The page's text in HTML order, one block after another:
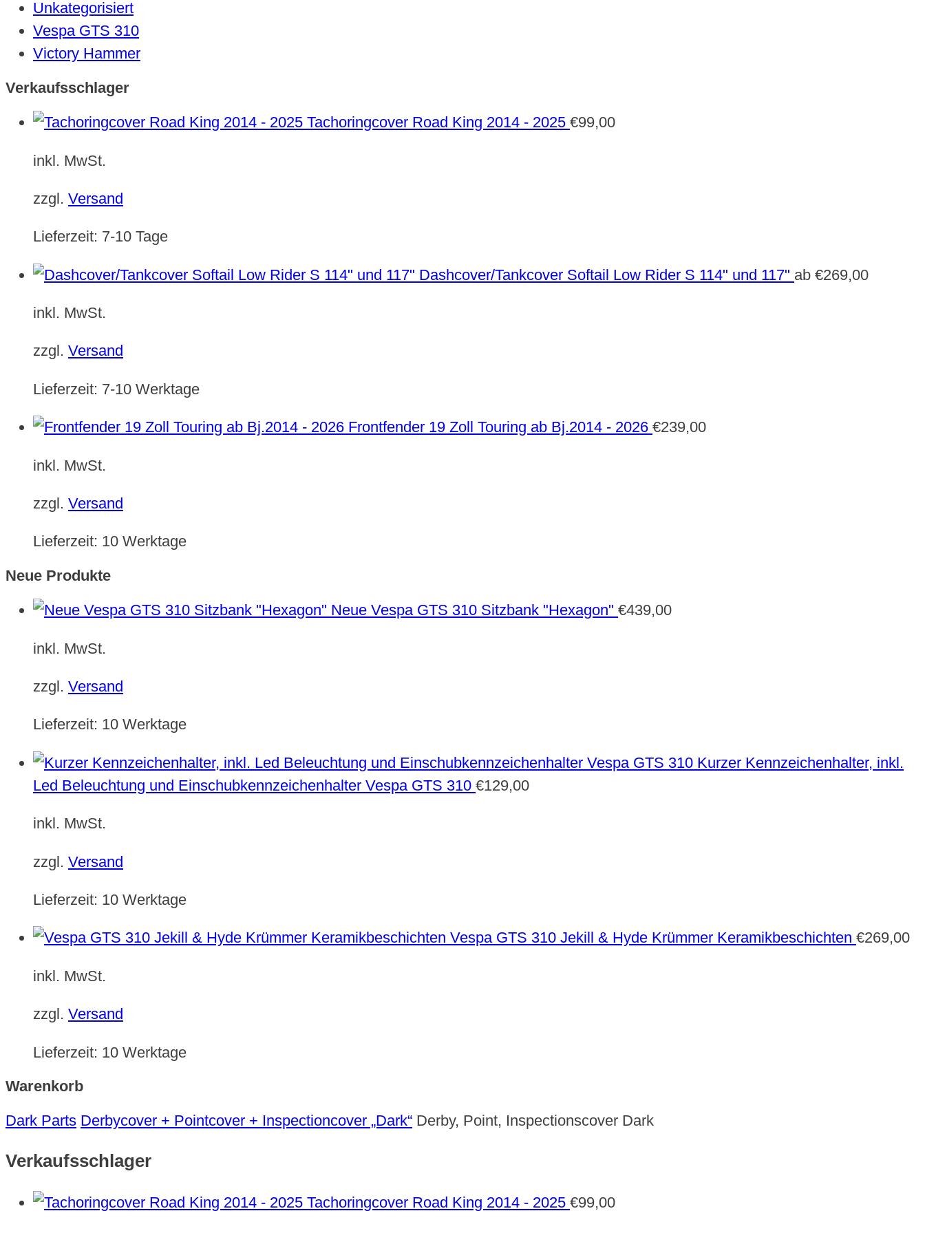
Unkategorisiert
Vespa GTS 310
Victory Hammer
Verkaufsschlager
Tachoringcover Road King 2014 - 2025 €99,00
inkl. MwSt.
zzgl. Versand
Lieferzeit: 7-10 Tage
Dashcover/Tankcover Softail Low Rider S 114" und 117" ab €269,00
inkl. MwSt.
zzgl. Versand
Lieferzeit: 7-10 Werktage
Frontfender 19 Zoll Touring ab Bj.2014 - 2026 €239,00
inkl. MwSt.
zzgl. Versand
Lieferzeit: 10 Werktage
Neue Produkte
Neue Vespa GTS 310 Sitzbank "Hexagon" €439,00
inkl. MwSt.
zzgl. Versand
Lieferzeit: 10 Werktage
Kurzer Kennzeichenhalter, inkl.
Led Beleuchtung und Einschubkennzeichenhalter Vespa GTS 310 €129,00
inkl. MwSt.
zzgl. Versand
Lieferzeit: 10 Werktage
Vespa GTS 310 Jekill & Hyde Krümmer Keramikbeschichten €269,00
inkl. MwSt.
zzgl. Versand
Lieferzeit: 10 Werktage
Warenkorb
Dark Parts Derbycover + Pointcover + Inspectioncover „Dark“ Derby, Point, Inspectionscover Dark
Verkaufsschlager
Tachoringcover Road King 2014 - 2025 €99,00